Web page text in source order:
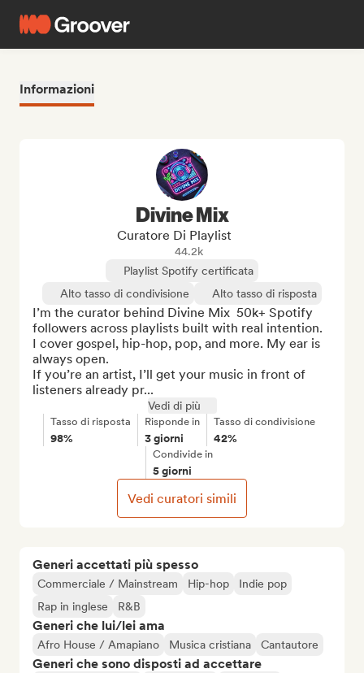
Informazioni
Generi accettati più spesso
Commerciale / Mainstream Hip-hop
Indie pop
Rap in inglese
R&B
Generi che lui/lei ama
Afro House / Amapiano Musica cristiana Cantautore
Generi che sono disposti ad accettare
Divine Mix
Curatore Di Playlist
44.2k
Playlist Spotify certificata
Alto tasso di condivisione
Alto tasso di risposta
I’m the curator behind Divine Mix  50k+ Spotify
followers across playlists built with real intention.
I cover gospel, hip-hop, pop, and more. My ear is
always open.
If you’re an artist, I’ll get your music in front of
listeners already pr...
Vedi di più
Tasso di risposta
98%
Risponde in
3 giorni
Tasso di condivisione
42%
Condivide in
5 giorni
Vedi curatori simili